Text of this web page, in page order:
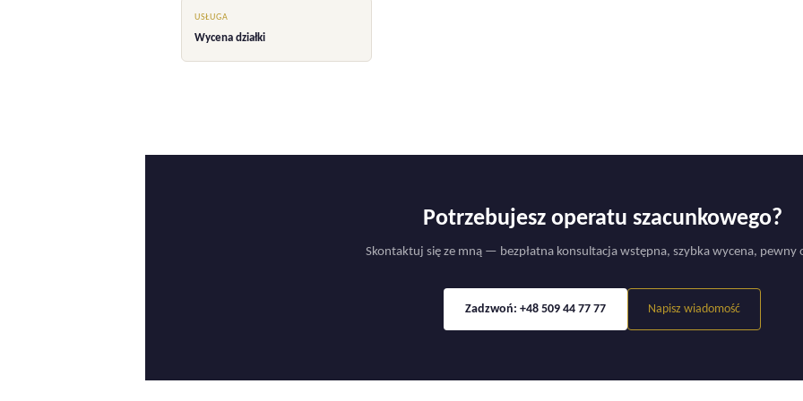
USŁUGA
Wycena działki
Potrzebujesz operatu szacunkowego?
Skontaktuj się ze mną — bezpłatna konsultacja wstępna, szybka wycena, pewny
Zadzwoń: +48 509 44 77 77 Napisz wiadomość